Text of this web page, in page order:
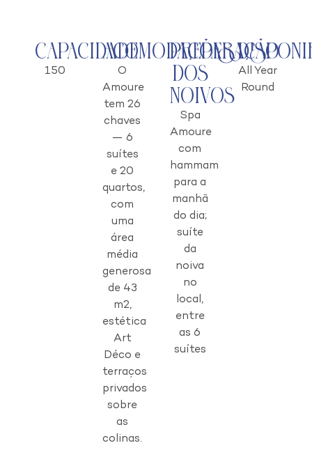
Capacidade
150
Acomodações
O
Amoure
tem 26
chaves
— 6
suítes
e 20
quartos,
com
uma
área
média
generosa
de 43
m2,
estética
Art
Déco e
terraços
privados
sobre
as
colinas.
Preparação
dos
Noivos
Spa
Amoure
com
hammam
para a
manhã
do dia;
suíte
da
noiva
no
local,
entre
as 6
suítes
All Year
Round